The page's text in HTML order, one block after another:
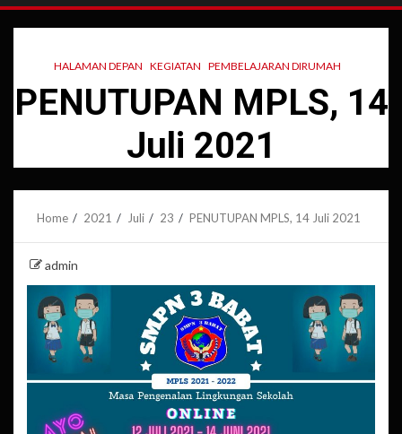
HALAMAN DEPAN KEGIATAN PEMBELAJARAN DIRUMAH
PENUTUPAN MPLS, 14
Juli 2021
Home 2021 Juli 23 PENUTUPAN MPLS, 14 Juli 2021
admin